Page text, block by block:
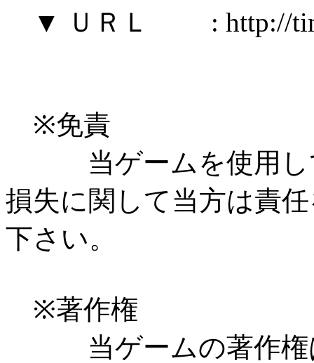
▼ ＵＲＬ : http://
※免責
当ゲームを使用して
損失に関して当方は責
下さい。
※著作権
当ゲームの著作権